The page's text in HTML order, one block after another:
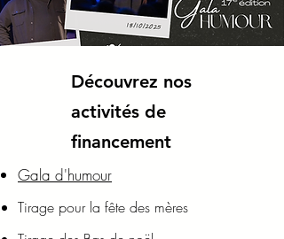
Découvrez nos
activités de
financement
Gala d'humour
Tirage pour la fête des mères